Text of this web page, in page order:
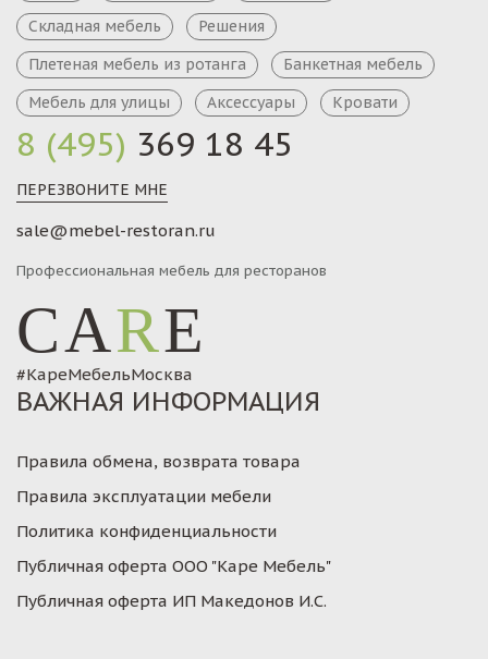
8 (495) 369 18 45
ПЕРЕЗВОНИТЕ МНЕ
sale@mebel-restoran.ru
Профессиональная мебель для ресторанов
CARE
#КареМебельМосква
Складная мебель
Решения
Плетеная мебель из ротанга
Банкетная мебель
Мебель для улицы
Аксессуары Кровати
ВАЖНАЯ ИНФОРМАЦИЯ
Правила обмена, возврата товара
Правила эксплуатации мебели
Политика конфиденциальности
Публичная оферта ООО "Каре Мебель"
Публичная оферта ИП Македонов И.С.